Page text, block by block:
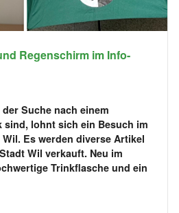
Regenschirm im Info-
Suche nach einem
sind, lohnt sich ein Besuch im
Es werden diverse Artikel
Wil verkauft. Neu im
Trinkflasche und ein